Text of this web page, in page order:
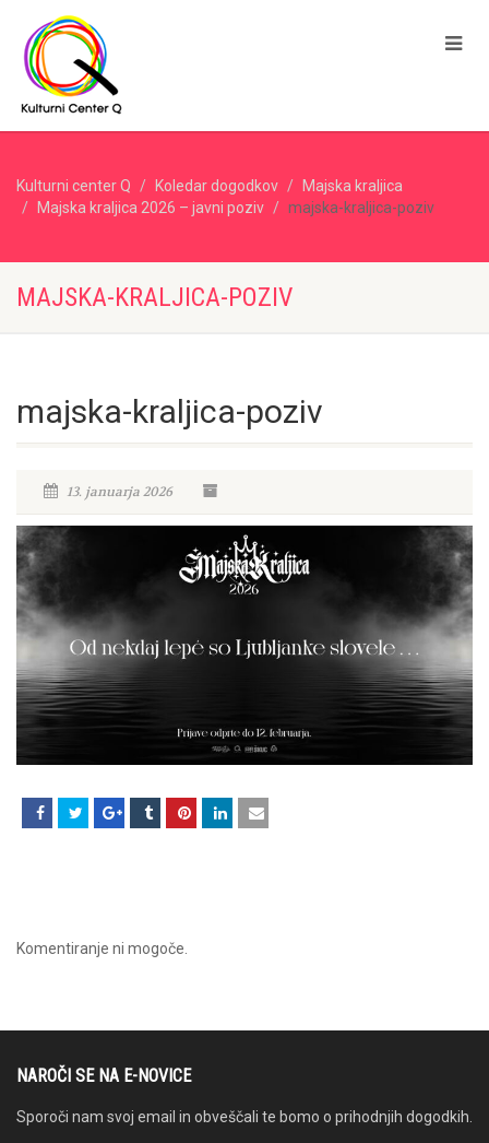
Kulturni center Q Koledar dogodkov
Majska kraljica
Majska kraljica 2026 – javni poziv
majska-kraljica-poziv
MAJSKA-KRALJICA-POZIV
majska-kraljica-poziv
13. januarja 2026
Komentiranje ni mogoče.
NAROČI SE NA E-NOVICE
Sporoči nam svoj email in obveščali te bomo o prihodnjih dogodkih.